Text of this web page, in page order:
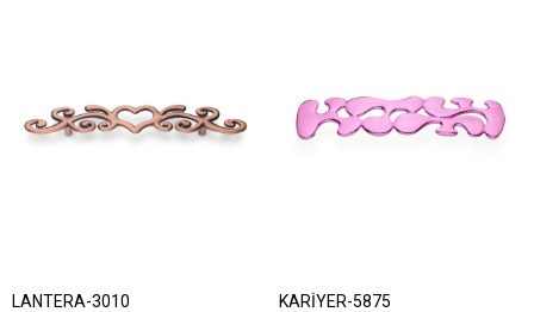
LANTERA-3010 KARİYER-5875